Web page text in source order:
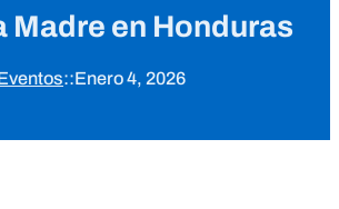
Madre en Honduras
::Enero 4, 2026